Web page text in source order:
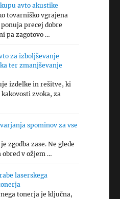
avto akustike
tovarniško vgrajena
precej dobre
pa zagotovo …
za izboljševanje
ter zmanjševanje
izdelke in rešitve, ki
zvoka, za
spominov za vse
zgodba zase. Ne glede
v ožjem …
laserskega
tonerja je ključna,